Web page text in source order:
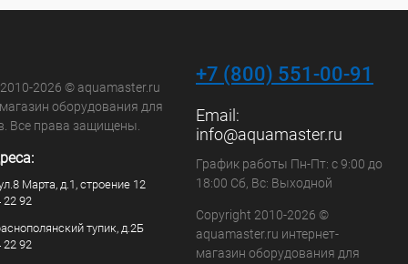
2026 © aquamaster.ru
оборудования для
Все права защищены.
Марта, д.1, строение 12
22 92
тупик, д.2Б
22 92
+7 (800) 551-00-91
Email:
info@aquamaster.ru
График работы Пн-Пт: с 9:00 до
18:00 Сб, Вс: Выходной
Copyright 2010-2026 ©
aquamaster.ru интернет-
магазин оборудования для